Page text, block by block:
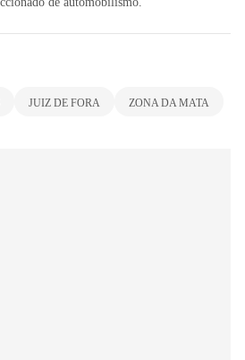
JUIZ DE FORA ZONA DA MATA